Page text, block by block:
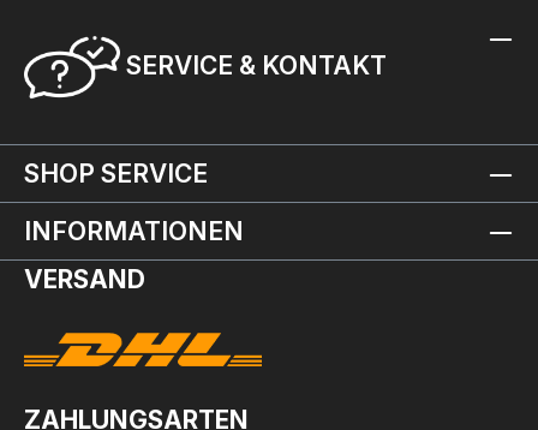
SERVICE & KONTAKT
SHOP SERVICE
INFORMATIONEN
VERSAND
ZAHLUNGSARTEN